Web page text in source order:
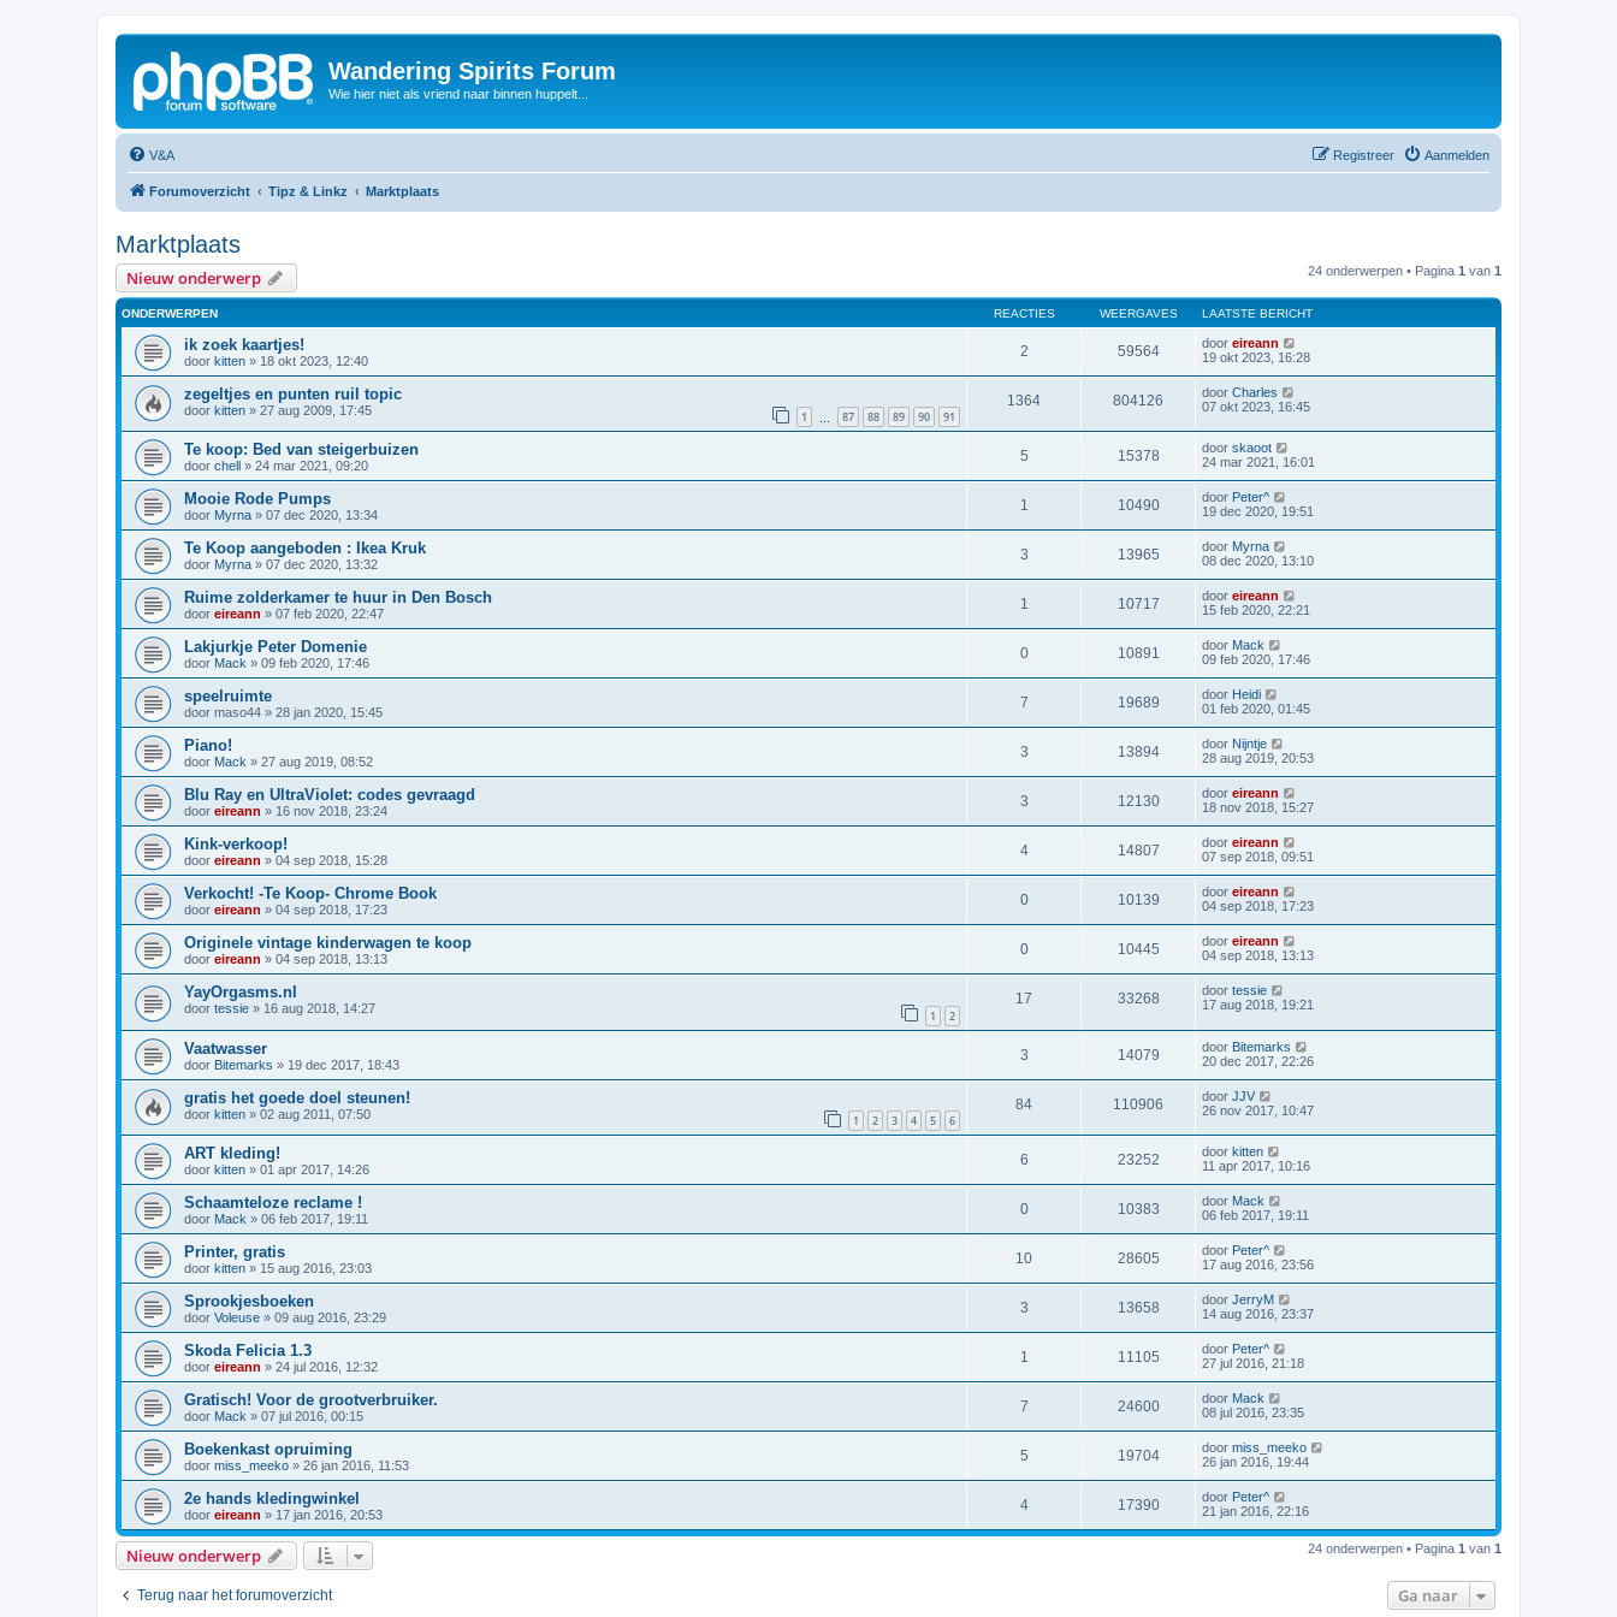
Wandering Spirits Forum
Wie hier niet als vriend naar binnen huppelt...
V&A Aanmelden
Registreer
Forumoverzicht Tipz & Linkz Marktplaats
Marktplaats
Nieuw onderwerp 24 onderwerpen • Pagina 1 van 1
ONDERWERPEN REACTIES WEERGAVES LAATSTE BERICHT
ik zoek kaartjes!
door kitten » 18 okt 2023, 12:40
2 59564 door eireann
19 okt 2023, 16:28
zegeltjes en punten ruil topic
door kitten » 27 aug 2009, 17:45 1 87 88 89 90 91
1364 804126 door Charles
07 okt 2023, 16:45
Te koop: Bed van steigerbuizen
door chell » 24 mar 2021, 09:20
5 15378 door skaoot
24 mar 2021, 16:01
Mooie Rode Pumps
door Myrna » 07 dec 2020, 13:34
1 10490 door Peter^
19 dec 2020, 19:51
Te Koop aangeboden : Ikea Kruk
door Myrna » 07 dec 2020, 13:32
3 13965 door Myrna
08 dec 2020, 13:10
Ruime zolderkamer te huur in Den Bosch
door eireann » 07 feb 2020, 22:47
1 10717 door eireann
15 feb 2020, 22:21
Lakjurkje Peter Domenie
door Mack » 09 feb 2020, 17:46
0 10891 door Mack
09 feb 2020, 17:46
speelruimte
door maso44 » 28 jan 2020, 15:45
7 19689 door Heidi
01 feb 2020, 01:45
Piano!
door Mack » 27 aug 2019, 08:52
3 13894 door Nijntje
28 aug 2019, 20:53
Blu Ray en UltraViolet: codes gevraagd
door eireann » 16 nov 2018, 23:24
3 12130 door eireann
18 nov 2018, 15:27
Kink-verkoop!
door eireann » 04 sep 2018, 15:28
4 14807 door eireann
07 sep 2018, 09:51
Verkocht! -Te Koop- Chrome Book
door eireann » 04 sep 2018, 17:23
0 10139 door eireann
04 sep 2018, 17:23
Originele vintage kinderwagen te koop
door eireann » 04 sep 2018, 13:13
0 10445 door eireann
04 sep 2018, 13:13
YayOrgasms.nl
door tessie » 16 aug 2018, 14:27 1 2
17 33268 door tessie
17 aug 2018, 19:21
Vaatwasser
door Bitemarks » 19 dec 2017, 18:43
3 14079 door Bitemarks
20 dec 2017, 22:26
gratis het goede doel steunen!
door kitten » 02 aug 2011, 07:50 1 2 3 4 5 6
84 110906 door JJV
26 nov 2017, 10:47
ART kleding!
door kitten » 01 apr 2017, 14:26
6 23252 door kitten
11 apr 2017, 10:16
Schaamteloze reclame !
door Mack » 06 feb 2017, 19:11
0 10383 door Mack
06 feb 2017, 19:11
Printer, gratis
door kitten » 15 aug 2016, 23:03
10 28605 door Peter^
17 aug 2016, 23:56
Sprookjesboeken
door Voleuse » 09 aug 2016, 23:29
3 13658 door JerryM
14 aug 2016, 23:37
Skoda Felicia 1.3
door eireann » 24 jul 2016, 12:32
1 11105 door Peter^
27 jul 2016, 21:18
Gratisch! Voor de grootverbruiker.
door Mack » 07 jul 2016, 00:15
7 24600 door Mack
08 jul 2016, 23:35
Boekenkast opruiming
door miss_meeko » 26 jan 2016, 11:53
5 19704 door miss_meeko
26 jan 2016, 19:44
2e hands kledingwinkel
door eireann » 17 jan 2016, 20:53
4 17390 door Peter^
21 jan 2016, 22:16
Nieuw onderwerp 24 onderwerpen • Pagina 1 van 1
Terug naar het forumoverzicht Ga naar